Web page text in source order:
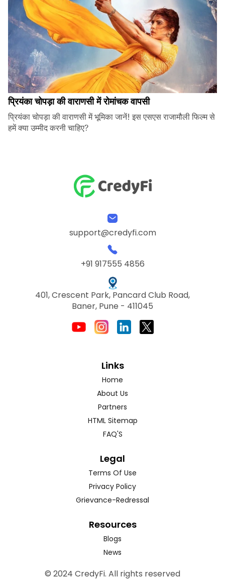
प्रियंका चोपड़ा की वाराणसी में रोमांचक वापसी
प्रियंका चोपड़ा की वाराणसी में भूमिका जानें! इस एसएस राजामौली फिल्म से
हमें क्या उम्मीद करनी चाहिए?
support@credyfi.com
+91 917555 4856
401, Crescent Park, Pancard Club Road,
Baner, Pune - 411045
Links
Home
About Us
Partners
HTML Sitemap
FAQ'S
Legal
Terms Of Use
Privacy Policy
Grievance-Redressal
Resources
Blogs
News
© 2024 CredyFi. All rights reserved